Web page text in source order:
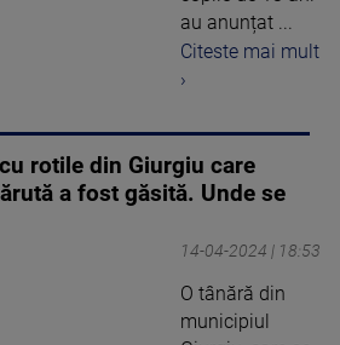
au anunțat ...
Citeste mai mult
›
rotile din Giurgiu care
a fost găsită. Unde se
14-04-2024 | 18:53
O tânără din
municipiul